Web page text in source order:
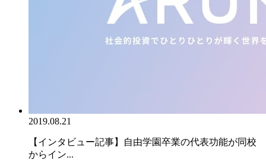
2019.08.21
【インタビュー記事】自由学園卒業の代表功能が同校
からイン...